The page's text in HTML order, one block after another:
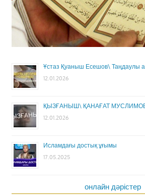
Ұстаз Қуаныш Есешов\ Таңдаулы
12.01.2026
ҚЫЗҒАНЫШ\ ҚАНАҒАТ
12.01.2026
Исламдағы достық ұғымы
17.05.2025
онлайн дәрістер